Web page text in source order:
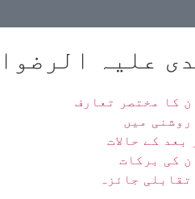
علیہ
کا مختصر تعارف
میں
کے حالات
کی برکات
جائزہ